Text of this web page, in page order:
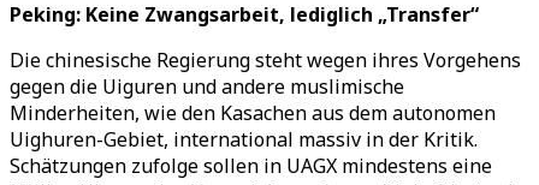
Peking: Keine Zwangsarbeit, lediglich „Transfer“
Die chinesische Regierung steht wegen ihres Vorgehens
gegen die Uiguren und andere muslimische
Minderheiten, wie den Kasachen aus dem autonomen
Uighuren-Gebiet, international massiv in der Kritik.
Schätzungen zufolge sollen in UAGX mindestens eine